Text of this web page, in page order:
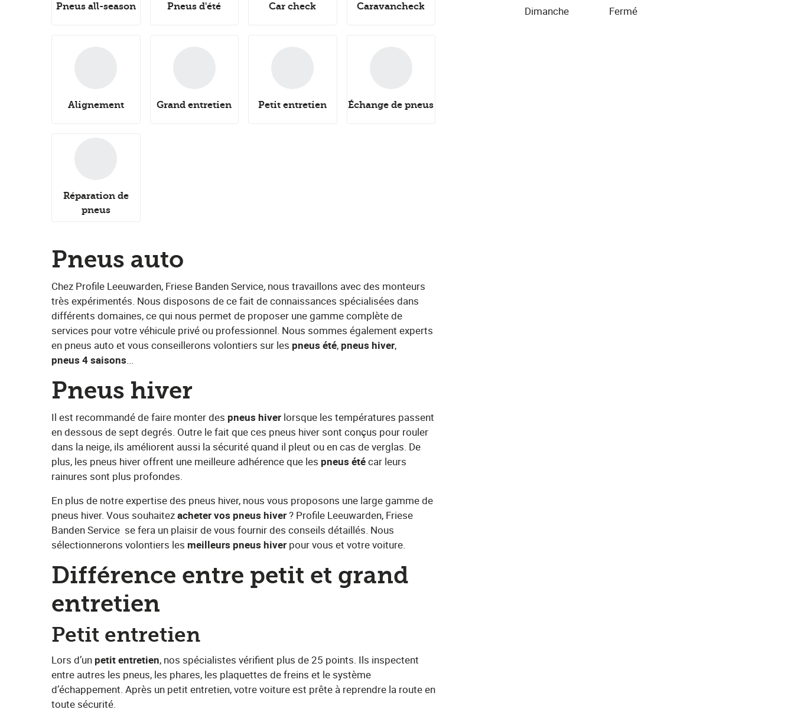
Pneus all-season Pneus d'été Car check Caravancheck
Alignement Grand entretien Petit entretien Échange de pneus
Réparation de
pneus
Pneus auto
Chez Profile Leeuwarden, Friese Banden Service, ​nous travaillons avec des monteurs
très expérimentés. Nous disposons de ce fait de connaissances spécialisées dans
différents domaines, ce qui nous permet de proposer une gamme complète de
services pour votre véhicule privé ou professionnel. Nous sommes également experts
en pneus auto et vous conseillerons volontiers sur les ​ pneus été​, ​ pneus hiver​,​ ​
pneus 4 saisons​...
Pneus hiver
Il est recommandé de faire monter des​ ​ pneus hiver​ lorsque les températures passent
en dessous de sept degrés. Outre le fait que ces pneus hiver sont conçus pour rouler
dans la neige, ils améliorent aussi la sécurité quand il pleut ou en cas de verglas. De
plus, les pneus hiver offrent une meilleure adhérence que les​ ​ pneus été​ car leurs
rainures sont plus profondes.
En plus de notre expertise des pneus hiver, nous vous proposons une large gamme de
pneus hiver. Vous souhaitez ​acheter vos pneus hiver​? Profile Leeuwarden, Friese
Banden Service ​ se fera un plaisir de vous fournir des conseils détaillés. Nous
sélectionnerons volontiers les ​ meilleurs pneus hiver ​ pour vous et votre voiture.
Différence entre petit et grand
entretien
Petit entretien
Lors d’un​ ​ petit entretien​, nos spécialistes vérifient plus de 25 points. Ils inspectent
entre autres les pneus, les phares, les plaquettes de freins et le système
d’échappement. Après un petit entretien, votre voiture est prête à reprendre la route en
toute sécurité.
Dimanche
Fermé